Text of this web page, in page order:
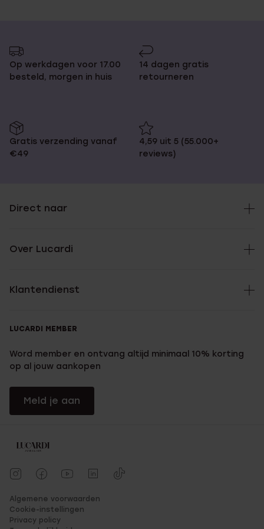
Op werkdagen voor 17.00
besteld, morgen in huis
14 dagen gratis
retourneren
Gratis verzending vanaf
€49
4,59 uit 5 (55.000+
reviews)
Direct naar
Over Lucardi
Klantendienst
LUCARDI MEMBER
Word member en ontvang altijd minimaal 10% korting
op al jouw aankopen
Meld je aan
Algemene voorwaarden
Cookie-instellingen
Privacy policy